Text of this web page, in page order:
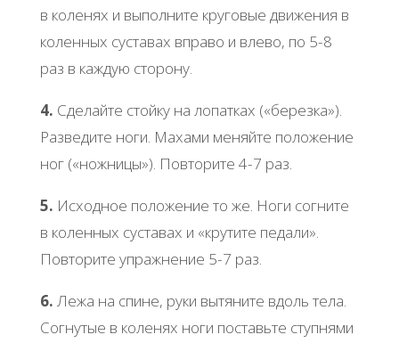
в коленях и выполните круговые движения в
коленных суставах вправо и влево, по 5-8
раз в каждую сторону.
4. Сделайте стойку на лопатках («березка»).
Разведите ноги. Махами меняйте положение
ног («ножницы»). Повторите 4-7 раз.
5. Исходное положение то же. Ноги согните
в коленных суставах и «крутите педали».
Повторите упражнение 5-7 раз.
6. Лежа на спине, руки вытяните вдоль тела.
Согнутые в коленях ноги поставьте ступнями